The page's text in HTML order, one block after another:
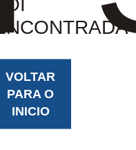
VOLTAR
PARA O
INICIO